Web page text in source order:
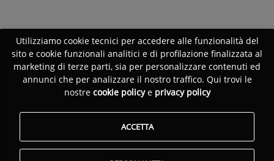
Utilizziamo cookie tecnici per accedere alle funzionalità del
sito e cookie funzionali analitici e di profilazione finalizzata al
marketing di terze parti, sia per personalizzare contenuti ed
annunci che per analizzare il nostro traffico. Qui trovi le
nostre cookie policye privacy policy
ACCETTA